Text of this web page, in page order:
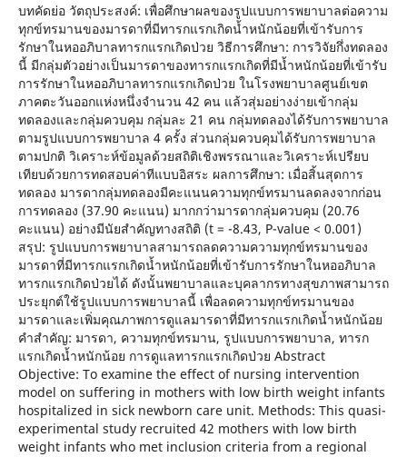
บทคัดย่อ วัตถุประสงค์: เพื่อศึกษาผลของรูปแบบการพยาบาลต่อความ
ทุกข์ทรมานของมารดาที่มีทารกแรกเกิดน้ำหนักน้อยที่เข้ารับการ
รักษาในหออภิบาลทารกแรกเกิดป่วย วิธีการศึกษา: การวิจัยกึ่งทดลอง
นี้ มีกลุ่มตัวอย่างเป็นมารดาของทารกแรกเกิดที่มีน้ำหนักน้อยที่เข้ารับ
การรักษาในหออภิบาลทารกแรกเกิดป่วย ในโรงพยาบาลศูนย์เขต
ภาคตะวันออกแห่งหนึ่งจำนวน 42 คน แล้วสุ่มอย่างง่ายเข้ากลุ่ม
ทดลองและกลุ่มควบคุม กลุ่มละ 21 คน กลุ่มทดลองได้รับการพยาบาล
ตามรูปแบบการพยาบาล 4 ครั้ง ส่วนกลุ่มควบคุมได้รับการพยาบาล
ตามปกติ วิเคราะห์ข้อมูลด้วยสถิติเชิงพรรณาและวิเคราะห์เปรียบ
เทียบด้วยการทดสอบค่าทีแบบอิสระ ผลการศึกษา: เมื่อสิ้นสุดการ
ทดลอง มารดากลุ่มทดลองมีคะแนนความทุกข์ทรมานลดลงจากก่อน
การทดลอง (37.90 คะแนน) มากกว่ามารดากลุ่มควบคุม (20.76
คะแนน) อย่างมีนัยสำคัญทางสถิติ (t = -8.43, P-value < 0.001)
สรุป: รูปแบบการพยาบาลสามารถลดความความทุกข์ทรมานของ
มารดาที่มีทารกแรกเกิดน้ำหนักน้อยที่เข้ารับการรักษาในหออภิบาล
ทารกแรกเกิดป่วยได้ ดังนั้นพยาบาลและบุคลากรทางสุขภาพสามารถ
ประยุกต์ใช้รูปแบบการพยาบาลนี้ เพื่อลดความทุกข์ทรมานของ
มารดาและเพิ่มคุณภาพการดูแลมารดาที่มีทารกแรกเกิดน้ำหนักน้อย
คำสำคัญ: มารดา, ความทุกข์ทรมาน, รูปแบบการพยาบาล, ทารก
แรกเกิดน้ำหนักน้อย การดูแลทารกแรกเกิดป่วย Abstract
Objective: To examine the effect of nursing intervention
model on suffering in mothers with low birth weight infants
hospitalized in sick newborn care unit. Methods: This quasi-
experimental study recruited 42 mothers with low birth
weight infants who met inclusion criteria from a regional